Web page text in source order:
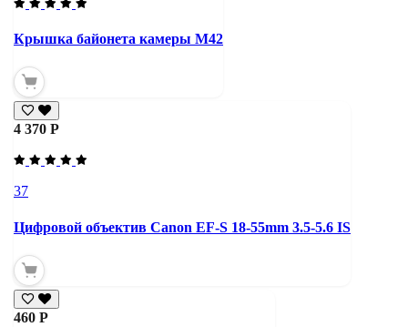
Крышка байонета камеры М42
4 370 Р
37
Цифровой объектив Canon EF-S 18-55mm 3.5-5.6 IS
460 Р